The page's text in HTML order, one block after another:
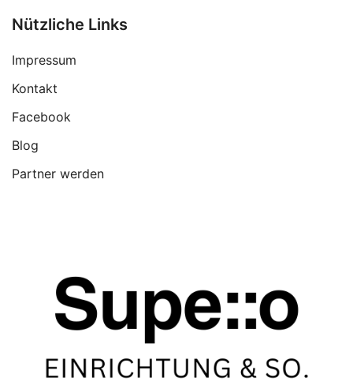
Nützliche Links
Impressum
Kontakt
Facebook
Blog
Partner werden